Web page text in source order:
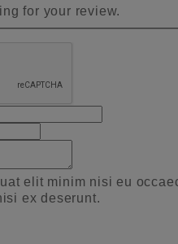
for your review.
elit minim nisi eu
ex deserunt.